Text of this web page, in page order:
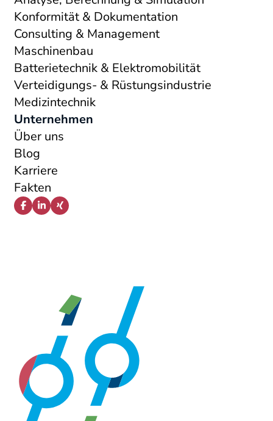
Konformität & Dokumentation
Consulting & Management
Maschinenbau
Batterietechnik & Elektromobilität
Verteidigungs- & Rüstungsindustrie
Medizintechnik
Unternehmen
Über uns
Blog
Karriere
Fakten
Facebook
LinkedIn
Xing